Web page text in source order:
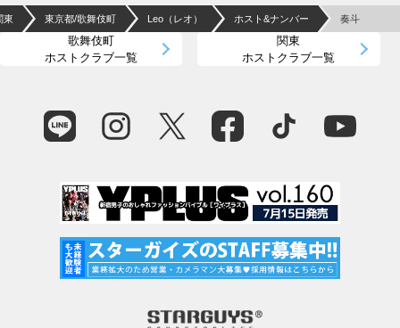
東 東京都/歌舞伎町 Leo（レオ） ホスト&ナンバー 奏斗
歌舞伎町
ホストクラブ一覧
関東
ホストクラブ一覧